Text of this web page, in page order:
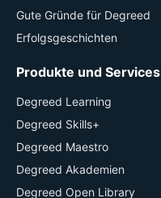
Gute Gründe für Degreed
Erfolgsgeschichten
Produkte und Services
Degreed Learning
Degreed Skills+
Degreed Maestro
Degreed Akademien
Degreed Open Library